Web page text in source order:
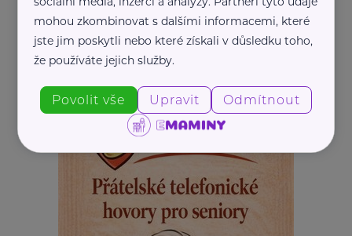
mohou zkombinovat s dalšími informacemi, které
jste jim poskytli nebo které získali v důsledku toho,
že používáte jejich služby.
Povolit vše Upravit Odmítnout